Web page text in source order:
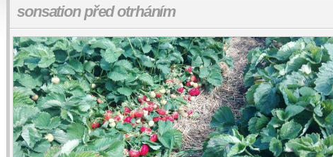
sonsation před otrháním